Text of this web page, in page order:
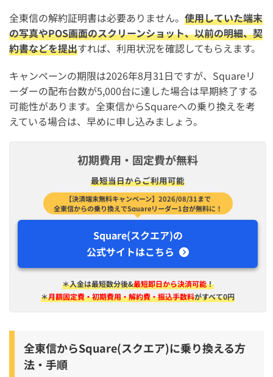
全東信の解約証明書は必要ありません。 使用していた端末
の写真やPOS画面のスクリーンショット、以前の明細、契
約書などを提出すれば、利用状況を確認してもらえます。
キャンペーンの期限は2026年8月31日ですが、Squareリ
ーダーの配布台数が5,000台に達した場合は早期終了する
可能性があります。全東信からSquareへの乗り換えを考
えている場合は、早めに申し込みましょう。
初期費用・固定費が無料
最短​当日から​ご利用可能
【決済端末無料キャンペーン】2026/08/31まで
全東信からの乗り換えでSquareリーダー1台が無料に！
Square(スクエア)の
公式サイトはこちら
＊入金は​最短​数分後&最短即日から決済可能！
＊月額固定費・初期費用・解約費・振込手数料がすべて0円
全東信からSquare(スクエア)に乗り換える方
法・手順